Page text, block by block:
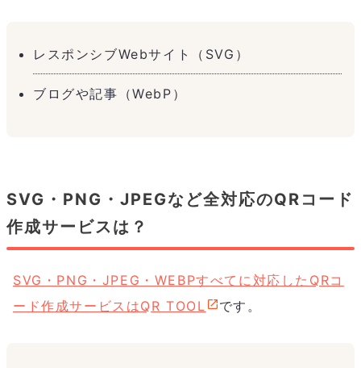
レスポンシブWebサイト（SVG）
ブログや記事（WebP）
SVG・PNG・JPEGなど全対応のQRコード
作成サービスは？
SVG・PNG・JPEG・WEBPすべてに対応したQRコ
ード作成サービスはQR TOOL
です。